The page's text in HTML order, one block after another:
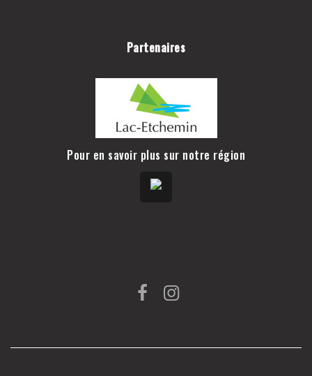
Partenaires
Pour en savoir plus sur notre région